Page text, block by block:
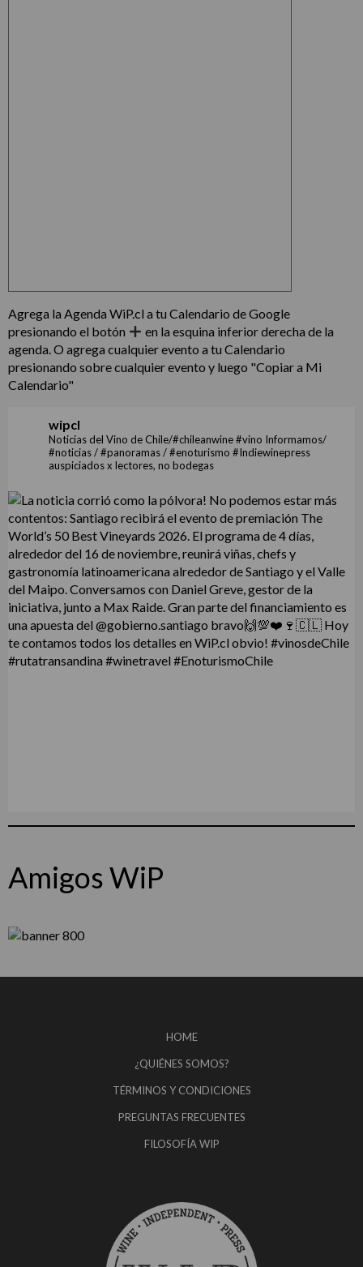
Agrega la Agenda WiP.cl a tu Calendario de Google
presionando el botón
en la esquina inferior derecha de la
agenda. O agrega cualquier evento a tu Calendario
presionando sobre cualquier evento y luego "Copiar a Mi
Calendario"
wipcl
Noticias del Vino de Chile/#chileanwine #vino Informamos/
#noticias / #panoramas / #enoturismo #Indiewinepress
auspiciados x lectores, no bodegas
Amigos WiP
HOME
¿QUIÉNES SOMOS?
TÉRMINOS Y CONDICIONES
PREGUNTAS FRECUENTES
FILOSOFÍA WIP